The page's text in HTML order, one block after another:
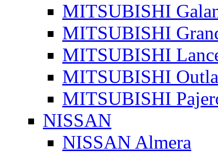
MITSUBISHI
MITSUBISHI
MITSUBISHI
MITSUBISHI
MITSUBISHI
NISSAN
NISSAN Almera